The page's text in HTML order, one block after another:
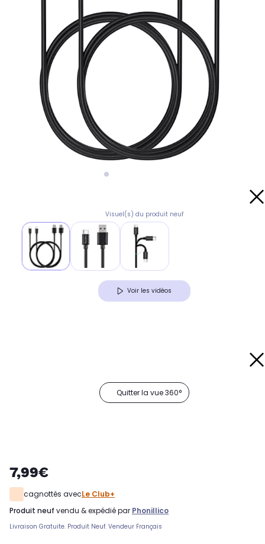
Visuel(s) du produit neuf
Voir les vidéos
Quitter la vue 360°
7,99€
cagnottés avecLe Club+
produit neuf vendu & expédié par Phonillico
Livraison Gratuite. Produit Neuf. Vendeur Français